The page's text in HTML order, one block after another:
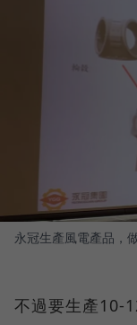
永冠生產風電產品，
不過要生產10-